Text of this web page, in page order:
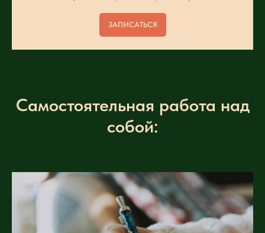
ЗАПИСАТЬСЯ
Самостоятельная работа над
собой: